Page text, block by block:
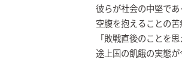
彼らが社会の中堅で
空腹を抱えることの苦
「敗戦直後のことを
途上国の飢餓の実態